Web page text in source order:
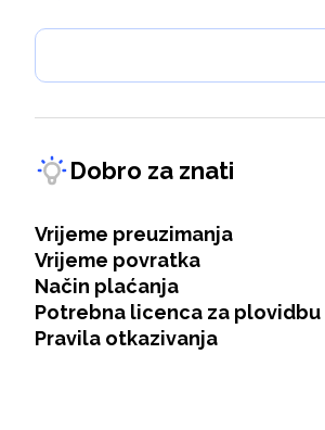
Dobro za znati
Vrijeme preuzimanja
Vrijeme povratka
Način plaćanja
Potrebna licenca za plovidbu
Pravila otkazivanja